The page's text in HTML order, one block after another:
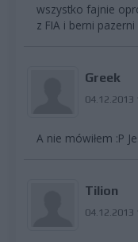
wszystko fajnie
z FIA i berni
Greek
04.12.2013
A nie mówiłem :P
Tilion
04.12.2013